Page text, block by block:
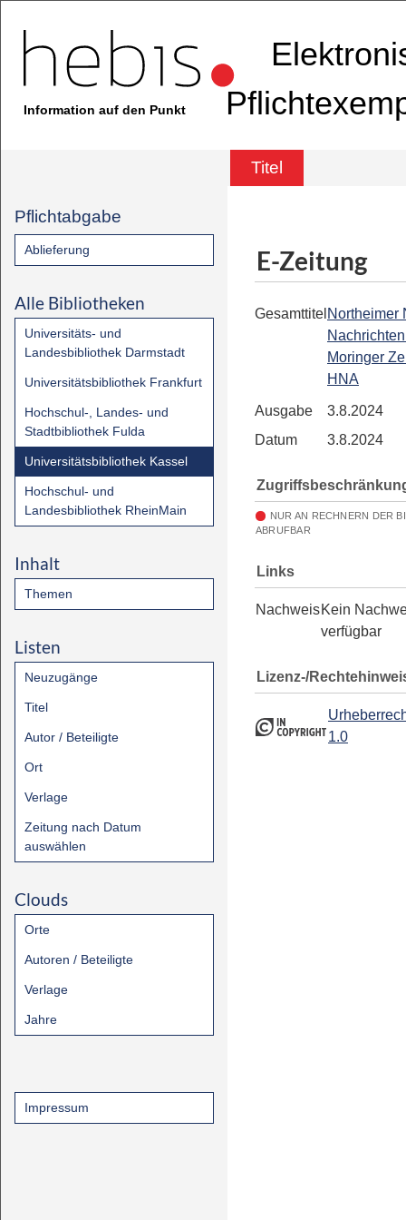
Information auf den Punkt
Titel
Pflichtabgabe
Ablieferung
Alle Bibliotheken
Universitäts- und
Landesbibliothek Darmstadt
Universitätsbibliothek Frankfurt
Hochschul-, Landes- und
Stadtbibliothek Fulda
Universitätsbibliothek Kassel
Hochschul- und
Landesbibliothek RheinMain
Inhalt
Themen
Listen
Neuzugänge
Titel
Autor / Beteiligte
Ort
Verlage
Zeitung nach Datum
auswählen
Clouds
Orte
Autoren / Beteiligte
Verlage
Jahre
Impressum
E-Zeitung
Gesamttitel Northeimer
Moringer
HNA
Ausgabe
3.8.2024
Datum
3.8.2024
NUR AN RECHNERN DER
ABRUFBAR
Links
NachweisKein
verfügbar
Lizenz-/
1.0